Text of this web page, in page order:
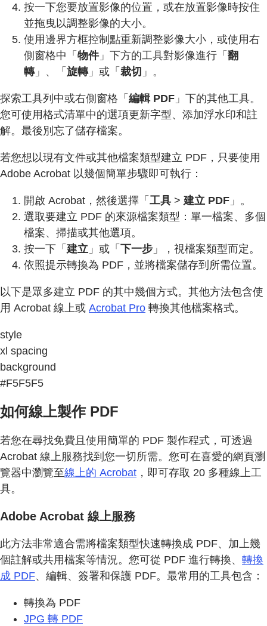
按一下您要放置影像的位置，或在放置影像時按住
並拖曳以調整影像的大小。
使用邊界方框控制點重新調整影像大小，或使用右
側窗格中「 物件」下方的工具對影像進行「 翻
轉」、「 旋轉」或「 裁切 」。
探索工具列中或右側窗格「 編輯 PDF 」下的其他工具。
您可使用格式清單中的選項更新字型、添加浮水印和註
解。最後別忘了儲存檔案。
若您想以現有文件或其他檔案類型建立 PDF，只要使用
Adobe Acrobat 以幾個簡單步驟即可執行：
開啟 Acrobat，然後選擇「 工具 > 建立 PDF 」。
選取要建立 PDF 的來源檔案類型：單一檔案、多個
檔案、掃描或其他選項。
按一下「 建立 」或「 下一步 」，視檔案類型而定。
依照提示轉換為 PDF，並將檔案儲存到所需位置。
以下是眾多建立 PDF 的其中幾個方式。其他方法包含使
用 Acrobat 線上或 Acrobat Pro 轉換其他檔案格式。
style
xl spacing
background
#F5F5F5
如何線上製作 PDF
若您在尋找免費且使用簡單的 PDF 製作程式，可透過
Acrobat 線上服務找到您一切所需。您可在喜愛的網頁瀏
覽器中瀏覽至線上的 Acrobat ，即可存取 20 多種線上工
具。
Adobe Acrobat 線上服務
此方法非常適合需將檔案類型快速轉換成 PDF、加上幾
個註解或共用檔案等情況。您可從 PDF 進行轉換、 轉換
成 PDF、編輯、簽署和保護 PDF。最常用的工具包含：
轉換為 PDF
JPG 轉 PDF